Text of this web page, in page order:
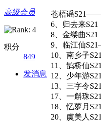
高级会员
积分
849
发消息
苍梧谣
6、归去来S21
8、金缕曲S21
9、临江仙
10、南乡子
11、鹊桥仙S21
12、少年游
13、三字令
17、一斛珠
18、忆萝月S21
20、虞美人